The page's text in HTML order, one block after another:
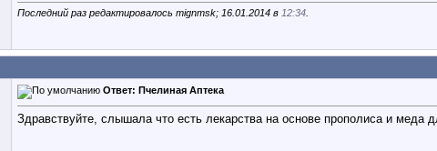
Последний раз редактировалось mignmsk; 16.01.2014 в 12:34
Ответ: Пчелиная Аптека
Здравствуйте, слышала что есть лекарства на основе прополиса и меда